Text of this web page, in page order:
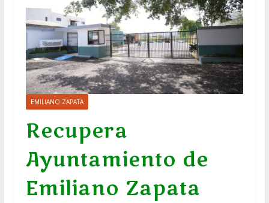
EMILIANO ZAPATA
Recupera
Ayuntamiento de
Emiliano Zapata